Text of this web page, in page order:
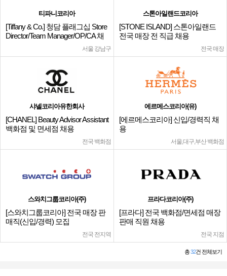
티파니코리아
[Tiffany & Co.] 청담 플래그십 Store
Director/Team Manager/OP/CA 채
서울 강남구
스톤아일랜드코리아
[STONE ISLAND] 스톤아일랜드
전국 매장 전 직급 채용
전국 매장
샤넬코리아유한회사
[CHANEL] Beauty Advisor Assistant
백화점 및 면세점 채용
전국 백화점
에르메스코리아(유)
[에르메스코리아] 신입/경력직 채
용
서울,대구,부산 백화점
스와치그룹코리아(주)
[스와치그룹코리아] 전국 매장 판
매직(신입/경력) 모집
전국 전지역
프라다코리아(주)
[프라다] 전국 백화점/면세점 매장
판매 직원 채용
전국 지점
총32건 전체보기